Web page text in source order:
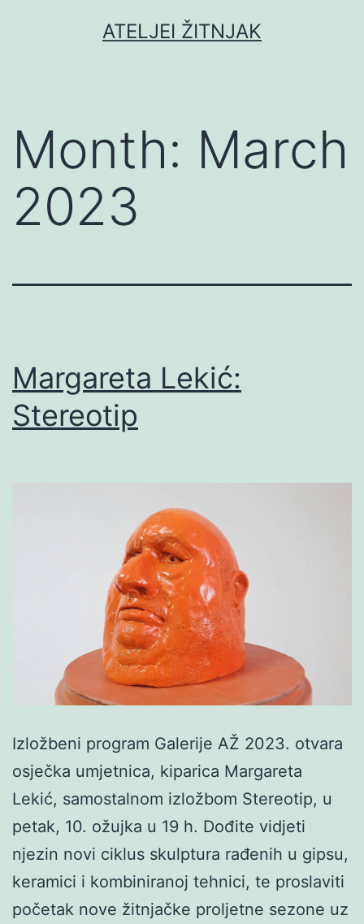
ATELJEI ŽITNJAK
Month: March
2023
Margareta Lekić:
Stereotip
Izložbeni program Galerije AŽ 2023. otvara
osječka umjetnica, kiparica Margareta
Lekić, samostalnom izložbom Stereotip, u
petak, 10. ožujka u 19 h. Dođite vidjeti
njezin novi ciklus skulptura rađenih u gipsu,
keramici i kombiniranoj tehnici, te proslaviti
početak nove žitnjačke proljetne sezone uz